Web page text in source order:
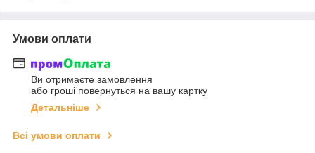
Умови оплати
Ви отримаєте замовлення
або гроші повернуться на вашу картку
Детальніше
Всі умови оплати